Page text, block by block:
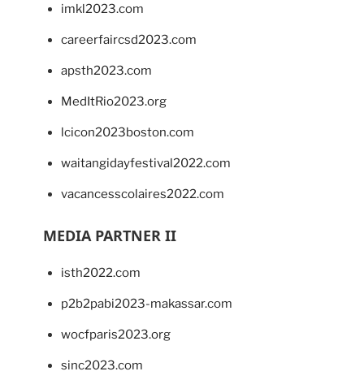
imkl2023.com
careerfaircsd2023.com
apsth2023.com
MedItRio2023.org
lcicon2023boston.com
waitangidayfestival2022.com
vacancesscolaires2022.com
MEDIA PARTNER II
isth2022.com
p2b2pabi2023-makassar.com
wocfparis2023.org
sinc2023.com